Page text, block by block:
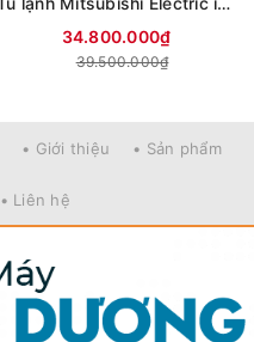
34.800.000₫
39.500.000₫
• Giới thiệu • Sản phẩm
• Liên hệ